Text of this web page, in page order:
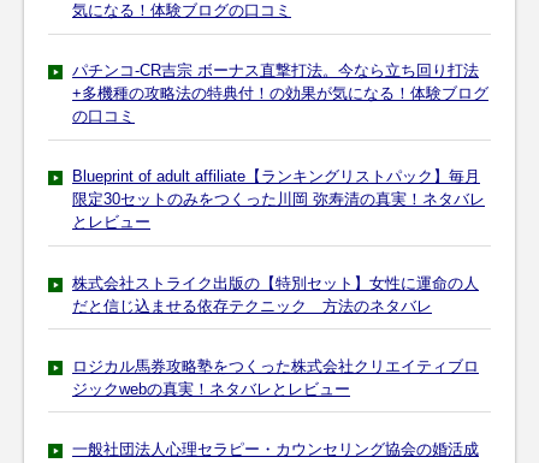
気になる！体験ブログの口コミ
パチンコ-CR吉宗 ボーナス直撃打法。今なら立ち回り打法
+多機種の攻略法の特典付！の効果が気になる！体験ブログ
の口コミ
Blueprint of adult affiliate【ランキングリストパック】毎月
限定30セットのみをつくった川岡 弥寿清の真実！ネタバレ
とレビュー
株式会社ストライク出版の【特別セット】女性に運命の人
だと信じ込ませる依存テクニック 方法のネタバレ
ロジカル馬券攻略塾をつくった株式会社クリエイティブロ
ジックwebの真実！ネタバレとレビュー
一般社団法人心理セラピー・カウンセリング協会の婚活成